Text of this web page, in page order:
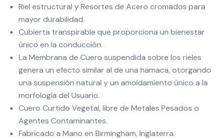
Riel estructural y Resortes de Acero cromados para
mayor durabilidad.
Cubierta transpirable que proporciona un bienestar
único en la conducción.
La Membrana de Cuero suspendida sobre los rieles
genera un efecto similar al de una hamaca, otorgando
una suspensión natural y un amoldamiento único a la
morfología del Usuario.
Cuero Curtido Vegetal, libre de Metales Pesados o
Agentes Contaminantes.
Fabricado a Mano en Birmingham, Inglaterra.